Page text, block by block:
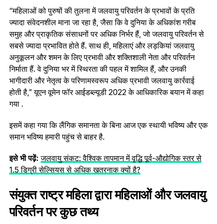
“महिलाओं को पुरुषों की तुलना में जलवायु परिवर्तन के प्रभावों के प्रति
ज्‍यादा संवेदनशील माना जा रहा है, जैसा कि वे दुनिया के अधिकांश गरीब
समुह और प्राकृतिक संसाधनों पर अधिक निर्भर हैं, जो जलवायु परिवर्तन से
सबसे ज्‍यादा प्रभा‍वित होते हैं. साथ ही, महिलाएं और लड़कियां जलवायु
अनुकूलन और शमन के लिए प्रभावी और शक्तिशाली नेता और परिवर्तन
निर्माता हैं. वे दुनिया भर में स्थिरता की पहल में शामिल हैं, और उनकी
भागीदारी और नेतृत्व के परिणामस्वरूप अधिक प्रभावी जलवायु कार्रवाई
होती है,” यूएन वूमेन फॉर आईडब्ल्यूडी 2022 के आधिकारिक बयान में कहा
गया .
इसमें कहा गया कि लैंगिक समानता के बिना आज एक स्थायी भविष्य और एक
समान भविष्य हमारी पहुंच से बाहर है.
इसे भी पढ़ें:जलवायु संकट: वैश्विक तापमान में वृद्धि पूर्व-औद्योगिक स्तर से
1.5 डिग्री सेल्सियस से अधिक खतरनाक क्यों है?
संयुक्त राष्ट्र महिला द्वारा महिलाओं और जलवायु
परिवर्तन पर कुछ तथ्य